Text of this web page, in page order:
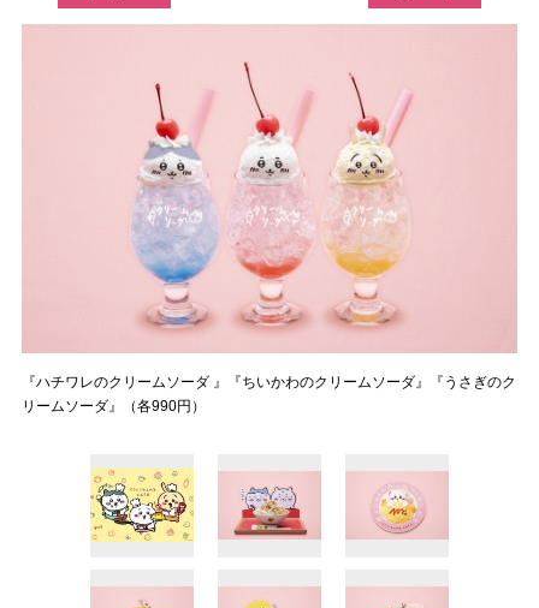
『ハチワレのクリームソーダ 』『ちいかわのクリームソーダ』『うさぎのク
リームソーダ』（各990円）